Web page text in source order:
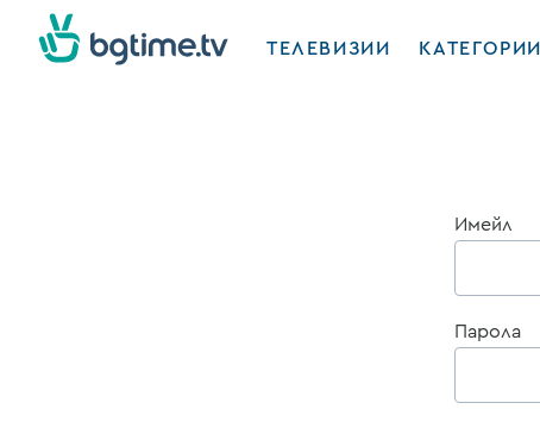
ТЕЛЕВИЗИИ КАТЕГОРИИ
Имейл
Парола